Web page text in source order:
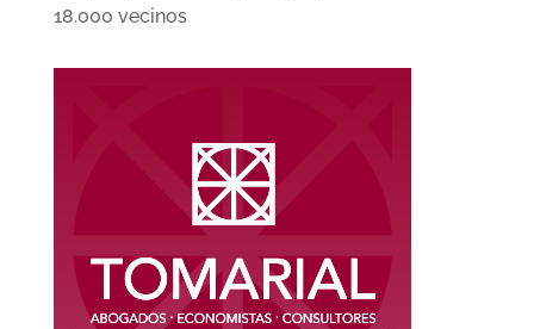
18.000 vecinos